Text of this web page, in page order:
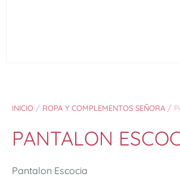
INICIO / ROPA Y COMPLEMENTOS SEÑORA /
PANTALON
Pantalon Escocia